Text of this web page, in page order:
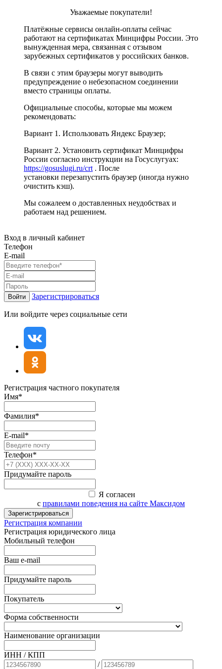
Уважаемые покупатели!
Платёжные сервисы онлайн-оплаты сейчас
работают на сертификатах Минцифры России. Это
вынужденная мера, связанная с отзывом
зарубежных сертификатов у российских банков.
В связи с этим браузеры могут выводить
предупреждение о небезопасном соединении
вместо страницы оплаты.
Официальные способы, которые мы можем
рекомендовать:
Вариант 1. Использовать Яндекс Браузер;
Вариант 2. Установить сертификат Минцифры
России согласно инструкции на Госуслугуах:
https://gosuslugi.ru/crt . После
установки перезапустить браузер (иногда нужно
очистить кэш).
Мы сожалеем о доставленных неудобствах и
работаем над решением.
Вход в личный кабинет
Телефон
E-mail
Войти Зарегистрироваться
Или войдите через социальные сети
Регистрация частного покупателя
Имя*
Фамилия*
E-mail*
Телефон*
Придумайте пароль
Я согласен
с правилами поведения на сайте Максидом
Зарегистрироваться
Регистрация компании
Регистрация юридического лица
Мобильный телефон
Ваш e-mail
Придумайте пароль
Покупатель
Форма собственности
Наименование организации
ИНН / КПП
/